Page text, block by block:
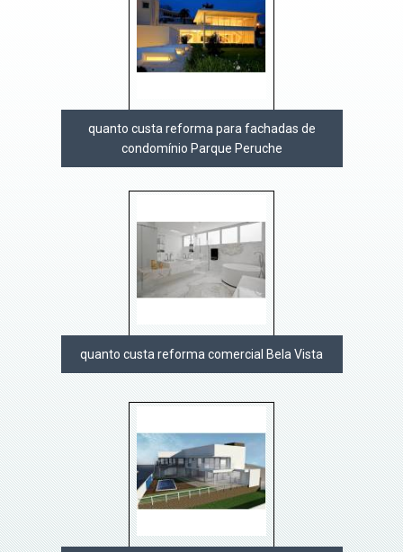
quanto custa reforma para fachadas de
condomínio Parque Peruche
quanto custa reforma comercial Bela Vista